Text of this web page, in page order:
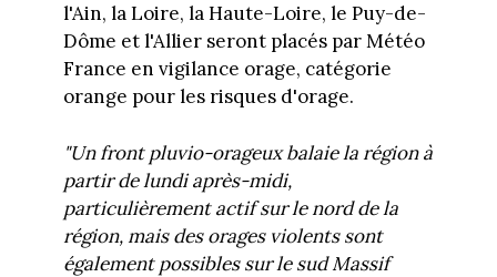
l'Ain, la Loire, la Haute-Loire, le Puy-de-
Dôme et l'Allier seront placés par Météo
France en vigilance orage, catégorie
orange pour les risques d'orage.
"Un front pluvio-orageux balaie la région à
partir de lundi après-midi,
particulièrement actif sur le nord de la
région, mais des orages violents sont
également possibles sur le sud Massif